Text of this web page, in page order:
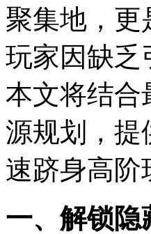
聚集地，更
玩家因缺乏
本文将结合
源规划，提
速跻身高阶
一、解锁隐